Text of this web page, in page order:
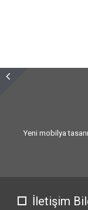
Sizlere vermiş